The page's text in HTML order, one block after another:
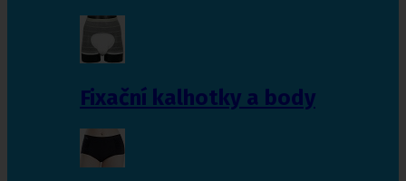
Fixační kalhotky a body